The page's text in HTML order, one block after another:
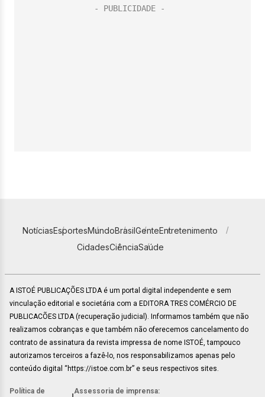
NotíciasEsportesMundoBrasilGenteEntretenimento
CidadesCiênciaSaúde
A ISTOÉ PUBLICAÇÕES LTDA é um portal digital independente e sem
vinculação editorial e societária com a EDITORA TRES COMÉRCIO DE
PUBLICACÕES LTDA (recuperação judicial). Informamos também que não
realizamos cobranças e que também não oferecemos cancelamento do
contrato de assinatura da revista impressa de nome ISTOÉ, tampouco
autorizamos terceiros a fazê-lo, nos responsabilizamos apenas pelo
conteúdo digital “https://istoe.com.br” e seus respectivos sites.
Política de Assessoria de imprensa: